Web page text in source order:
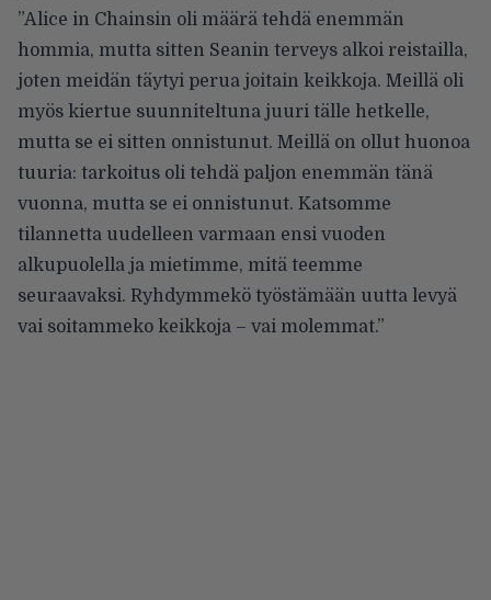
”Alice in Chainsin oli määrä tehdä enemmän
hommia, mutta sitten Seanin terveys alkoi reistailla,
joten meidän täytyi perua joitain keikkoja. Meillä oli
myös kiertue suunniteltuna juuri tälle hetkelle,
mutta se ei sitten onnistunut. Meillä on ollut huonoa
tuuria: tarkoitus oli tehdä paljon enemmän tänä
vuonna, mutta se ei onnistunut. Katsomme
tilannetta uudelleen varmaan ensi vuoden
alkupuolella ja mietimme, mitä teemme
seuraavaksi. Ryhdymmekö työstämään uutta levyä
vai soitammeko keikkoja – vai molemmat.”